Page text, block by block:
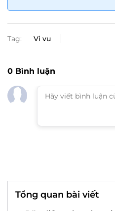
Tag: Vi vu
0 Bình luận
Tổng quan bài viết